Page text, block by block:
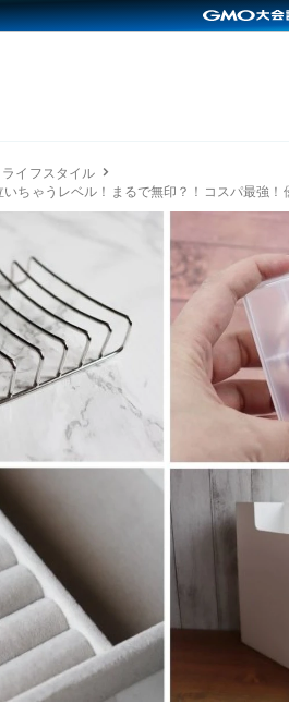
ライフスタイル
ちゃうレベル！まるで無印？！コスパ最強！